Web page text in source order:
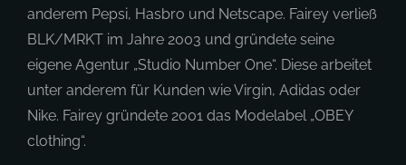
anderem Pepsi, Hasbro und Netscape. Fairey verließ
BLK/MRKT im Jahre 2003 und gründete seine
eigene Agentur „Studio Number One“. Diese arbeitet
unter anderem für Kunden wie Virgin, Adidas oder
Nike. Fairey gründete 2001 das Modelabel „OBEY
clothing“.